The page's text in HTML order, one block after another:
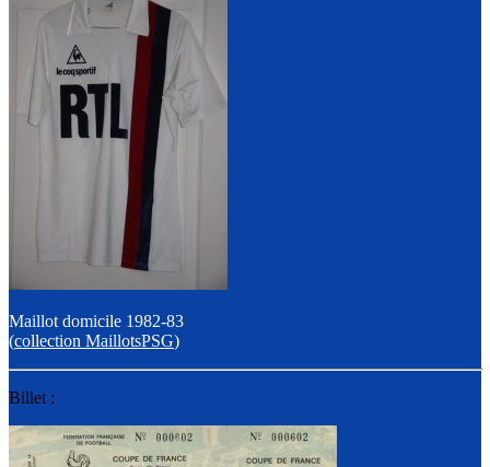
Maillot domicile 1982-83
(collection MaillotsPSG)
Billet :